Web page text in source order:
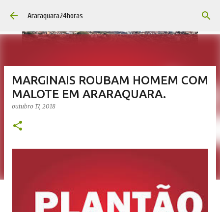
Pular para o conteúdo principal
Araraquara24horas
MARGINAIS ROUBAM HOMEM COM
MALOTE EM ARARAQUARA.
outubro 17, 2018